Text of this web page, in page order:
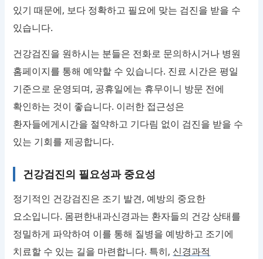
있기 때문에, 보다 정확하고 필요에 맞는 검진을 받을 수
있습니다.
건강검진을 원하시는 분들은 전화로 문의하시거나 병원
홈페이지를 통해 예약할 수 있습니다. 진료 시간은 평일
기준으로 운영되며, 공휴일에는 휴무이니 방문 전에
확인하는 것이 좋습니다. 이러한 접근성은
환자들에게시간을 절약하고 기다림 없이 검진을 받을 수
있는 기회를 제공합니다.
건강검진의 필요성과 중요성
정기적인 건강검진은 조기 발견, 예방의 중요한
요소입니다. 몸편한내과신경과는 환자들의 건강 상태를
정밀하게 파악하여 이를 통해 질병을 예방하고 조기에
치료할 수 있는 길을 마련합니다. 특히, 신경과적